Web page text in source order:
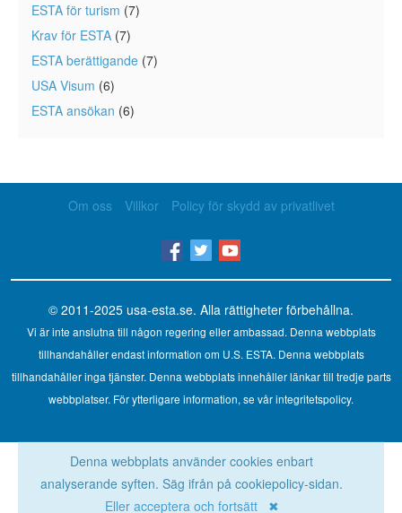
ESTA för turism (7)
Krav för ESTA (7)
ESTA berättigande (7)
USA Visum (6)
ESTA ansökan (6)
Om oss Villkor Policy för skydd av privatlivet
© 2011-2025 usa-esta.se. Alla rättigheter förbehållna.
Vi är inte anslutna till någon regering eller ambassad. Denna webbplats
tillhandahåller endast information om U.S. ESTA. Denna webbplats
tillhandahåller inga tjänster. Denna webbplats innehåller länkar till tredje parts
webbplatser. För ytterligare information, se vår integritetspolicy.
Denna webbplats använder cookies enbart
analyserande syften. Säg ifrån på cookiepolicy-sidan.
Eller acceptera och fortsätt ✖